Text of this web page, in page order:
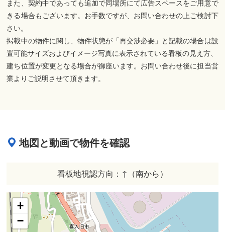
また、契約中であっても追加で同場所にて広告スペースをご用意で
きる場合もございます。お手数ですが、お問い合わせの上ご検討下
さい。
掲載中の物件に関し、物件状態が「再交渉必要」と記載の場合は設
置可能サイズおよびイメージ写真に表示されている看板の見え方、
建ち位置が変更となる場合が御座います。お問い合わせ後に担当営
業よりご説明させて頂きます。
地図と動画で物件を確認
看板地視認方向：↑（南から）
+
−